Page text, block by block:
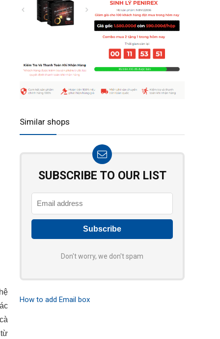
Similar shops
SUBSCRIBE TO OUR LIST
Don't worry, we don't spam
How to add Email box